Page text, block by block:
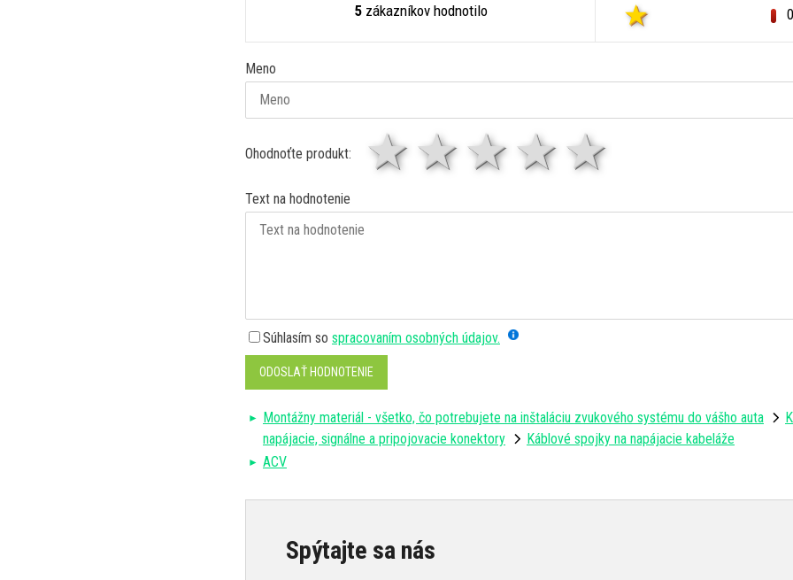
5zákazníkov hodnotilo
Meno
Ohodnoťte produkt: 4 hviezdy
3 hviezdy
2 hviezdy
1 hviezda
Text na hodnotenie
Súhlasím so spracovaním osobných údajov.
ODOSLAŤ HODNOTENIE
Montážny materiál - všetko, čo potrebujete na inštaláciu zvukového systému do vášho auta
napájacie, signálne a pripojovacie konektory
Káblové spojky na napájacie kabeláže
ACV
Spýtajte sa nás